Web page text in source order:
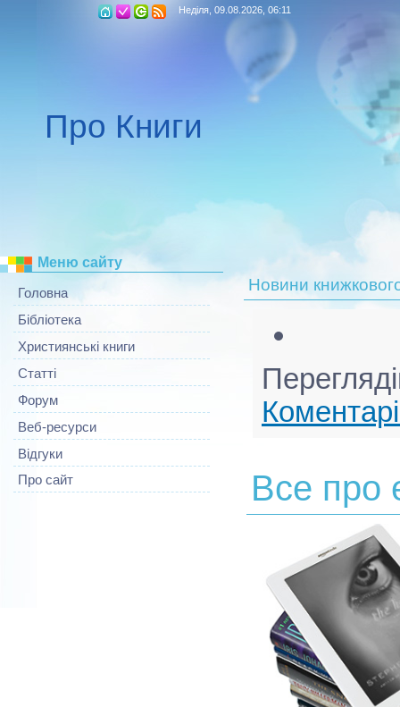
Неділя, 09.08.2026, 06:11
Про Книги
Меню сайту
Головна
Бібліотека
Християнські книги
Статті
Форум
Веб-ресурси
Відгуки
Про сайт
Новини
Все про